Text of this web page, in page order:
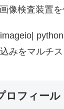
像検査装置
imageio|
みをマルチ
ロフィール